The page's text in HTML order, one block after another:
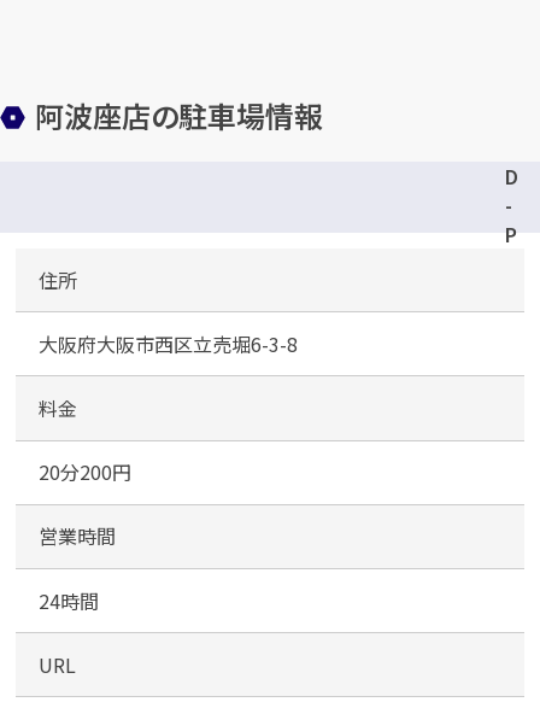
カンタン無料
最短1分！今すぐ査定金額をお伝えいた
阿波座店の駐車場情報
D
-
P
k
n
フ
住所
大阪府大阪市西区立売堀6-3-8
料金
20分200円
営業時間
24時間
URL